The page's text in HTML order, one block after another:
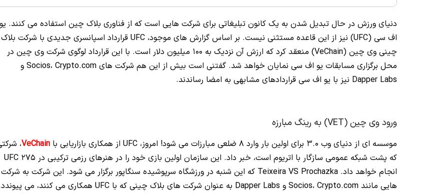
دنیای ورزش در حال تبدیل شدن به یک کانون تبلیغاتی برای شرکت هایی است که از فناوری بلاک چین استفاده می کنند. یو
اف سی (UFC) نیز از این قاعده مستثنی نیست. بر اساس گزارش های موجود، UFC قرارداد اسپانسری جدیدی با شرکت بلاک
چینی وی چین (VeChain) منعقد کرد که ارزش آن نزدیک به 100 میلیون دلار است. با این قرارداد لوگوی شرکت وی چین در
محل برگزاری مسابقات یو اف سی نمایان خواهد شد. گفتنی است بیش از این هم شرکت های Socios، Crypto.com و
Dapper Labs نیز با یو اف سی قراردادهای مشابهی به امضا رساندند.
ورود وی چین (VET) به رینگ مبارزه
موسسه ای از دنیای وب 3.0 برای اولین بار وارد 8 ضلعی مبارزات می شود! امروز، UFC از همکاری بازاریابی با VeChain،
که پشت شبکه عمومی سازگار با اتریوم است، خبر داد. این سازمان اولین بازی خود را در هنرهای رزمی ترکیبی در UFC 275
انجام خواهد داد. Teixeira VS Prochazka که این شنبه در ورزشگاه سرپوشیده سنگاپور برگزار می شود. این شرکت به شرکت
هایی مانند Socios، Crypto.com و Dapper Labs به عنوان شرکت های بلاک چینی که با UFC همکاری می کنند، می پیوندد.